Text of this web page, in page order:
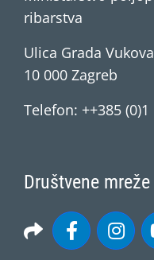
ribarstva
Ulica Grada
10 000 Zagreb
Telefon: ++385 (0)1
Društvene mreže